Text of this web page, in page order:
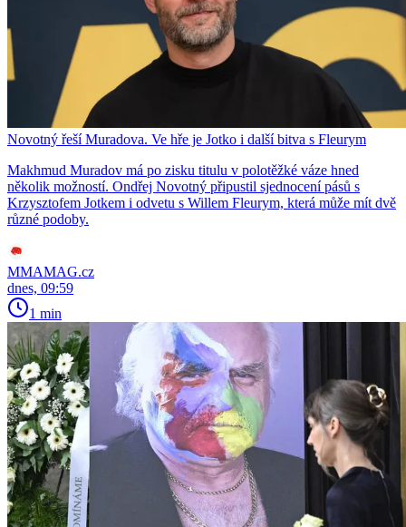
Novotný řeší Muradova. Ve hře je Jotko i další bitva s Fleurym
Makhmud Muradov má po zisku titulu v polotěžké váze hned
několik možností. Ondřej Novotný připustil sjednocení pásů s
Krzysztofem Jotkem i odvetu s Willem Fleurym, která může mít dvě
různé podoby.
MMAMAG.cz
dnes, 09:59
1 min